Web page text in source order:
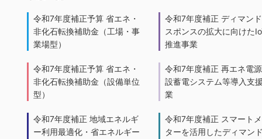
令和7年度補正予算 省エネ・
非化石転換補助金（工場・事
業場型）
令和7年度補正予算 省エネ・
非化石転換補助金（設備単位
型）
令和7年度補正 地域エネルギ
ー利用最適化・省エネルギー
令和7年度補正 ディマン
スポンスの拡大に向けた
推進事業
令和7年度補正 再エネ電
設蓄電システム等導入支
業
令和7年度補正 スマート
ターを活用したディマン